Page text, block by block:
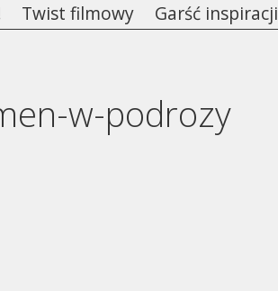
Twist filmowy Garść inspiracji
w-podrozy